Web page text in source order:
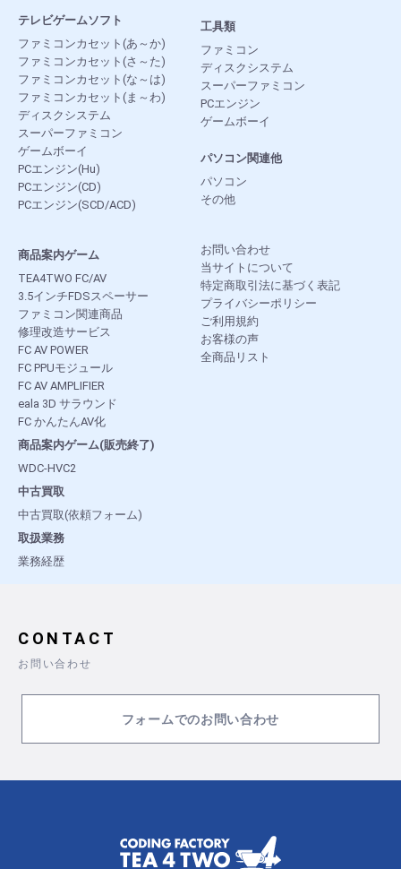
テレビゲームソフト
ファミコンカセット(あ～か)
ファミコンカセット(さ～た)
ファミコンカセット(な～は)
ファミコンカセット(ま～わ)
ディスクシステム
スーパーファミコン
ゲームボーイ
PCエンジン(Hu)
PCエンジン(CD)
PCエンジン(SCD/ACD)
工具類
ファミコン
ディスクシステム
スーパーファミコン
PCエンジン
ゲームボーイ
パソコン関連他
パソコン
その他
商品案内ゲーム
TEA4TWO FC/AV
3.5インチFDSスペーサー
ファミコン関連商品
修理改造サービス
FC AV POWER
FC PPUモジュール
FC AV AMPLIFIER
eala 3D サラウンド
FC かんたんAV化
商品案内ゲーム(販売終了)
WDC-HVC2
中古買取
中古買取(依頼フォーム)
取扱業務
業務経歴
お問い合わせ
当サイトについて
特定商取引法に基づく表記
プライバシーポリシー
ご利用規約
お客様の声
全商品リスト
CONTACT
お問い合わせ
フォームでのお問い合わせ